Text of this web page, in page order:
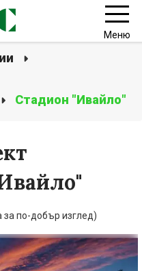
Меню
Стадион "Ивайло"
за по-добър изглед)